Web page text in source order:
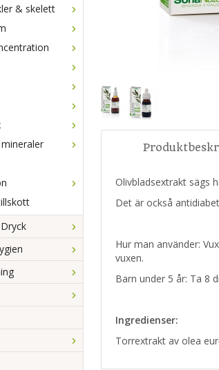
& skelett
Olivbladsextrakt sägs
Det är också
Hur man använder:
vuxen.
Barn under 5 år: Ta 8
Ingredienser:
Torrextrakt av olea